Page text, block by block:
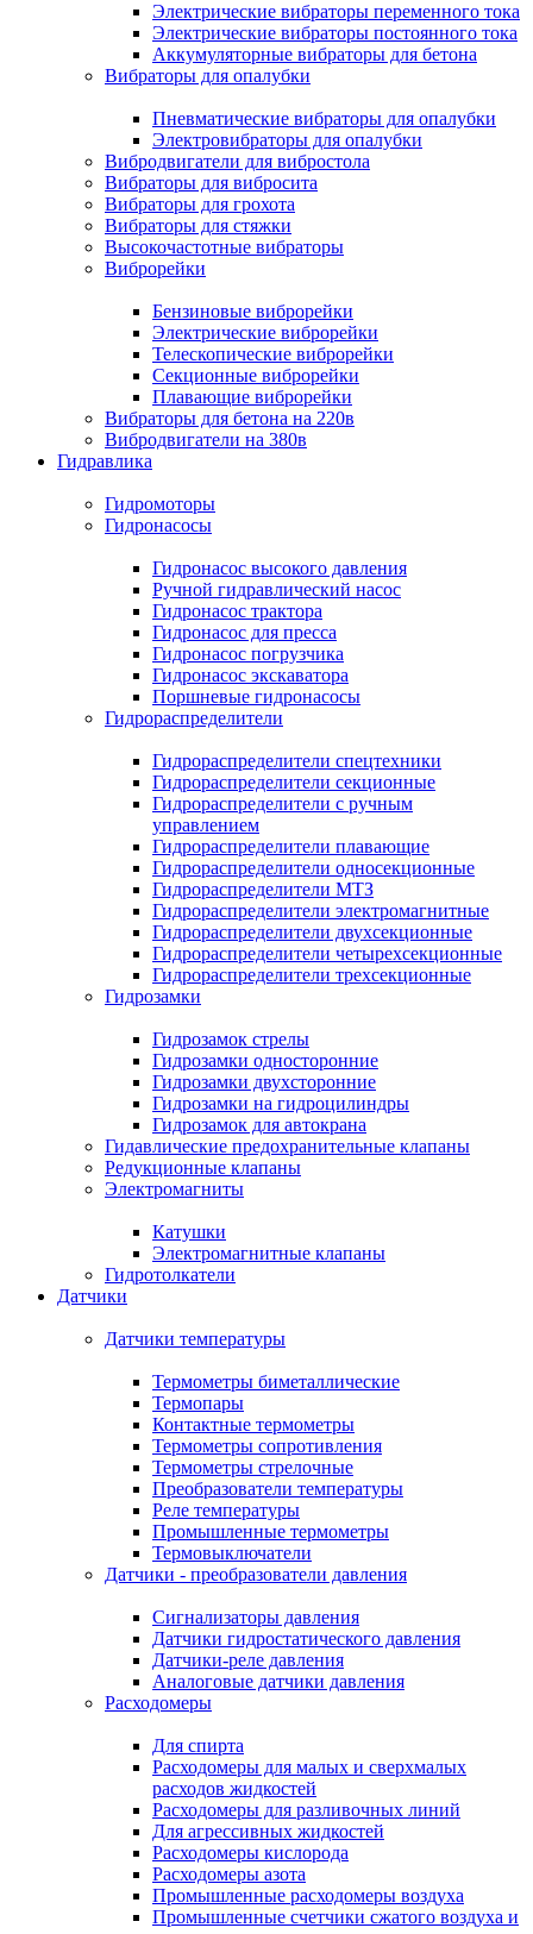
Электрические вибраторы переменного тока
Электрические вибраторы постоянного тока
Аккумуляторные вибраторы для бетона
Вибраторы для опалубки
Пневматические вибраторы для опалубки
Электровибраторы для опалубки
Вибродвигатели для вибростола
Вибраторы для вибросита
Вибраторы для грохота
Вибраторы для стяжки
Высокочастотные вибраторы
Виброрейки
Бензиновые виброрейки
Электрические виброрейки
Телескопические виброрейки
Секционные виброрейки
Плавающие виброрейки
Вибраторы для бетона на 220в
Вибродвигатели на 380в
Гидравлика
Гидромоторы
Гидронасосы
Гидронасос высокого давления
Ручной гидравлический насос
Гидронасос трактора
Гидронасос для пресса
Гидронасос погрузчика
Гидронасос экскаватора
Поршневые гидронасосы
Гидрораспределители
Гидрораспределители спецтехники
Гидрораспределители секционные
Гидрораспределители с ручным
управлением
Гидрораспределители плавающие
Гидрораспределители односекционные
Гидрораспределители МТЗ
Гидрораспределители электромагнитные
Гидрораспределители двухсекционные
Гидрораспределители четырехсекционные
Гидрораспределители трехсекционные
Гидрозамки
Гидрозамок стрелы
Гидрозамки односторонние
Гидрозамки двухсторонние
Гидрозамки на гидроцилиндры
Гидрозамок для автокрана
Гидавлические предохранительные клапаны
Редукционные клапаны
Электромагниты
Катушки
Электромагнитные клапаны
Гидротолкатели
Датчики
Датчики температуры
Термометры биметаллические
Термопары
Контактные термометры
Термометры сопротивления
Термометры стрелочные
Преобразователи температуры
Реле температуры
Промышленные термометры
Термовыключатели
Датчики - преобразователи давления
Сигнализаторы давления
Датчики гидростатического давления
Датчики-реле давления
Аналоговые датчики давления
Расходомеры
Для спирта
Расходомеры для малых и сверхмалых
расходов жидкостей
Расходомеры для разливочных линий
Для агрессивных жидкостей
Расходомеры кислорода
Расходомеры азота
Промышленные расходомеры воздуха
Промышленные счетчики сжатого воздуха и